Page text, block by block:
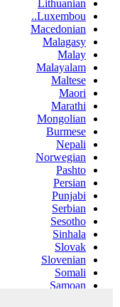
Lithuanian
Luxembou..
Macedonian
Malagasy
Malay
Malayalam
Maltese
Maori
Marathi
Mongolian
Burmese
Nepali
Norwegian
Pashto
Persian
Punjabi
Serbian
Sesotho
Sinhala
Slovak
Slovenian
Somali
Samoan